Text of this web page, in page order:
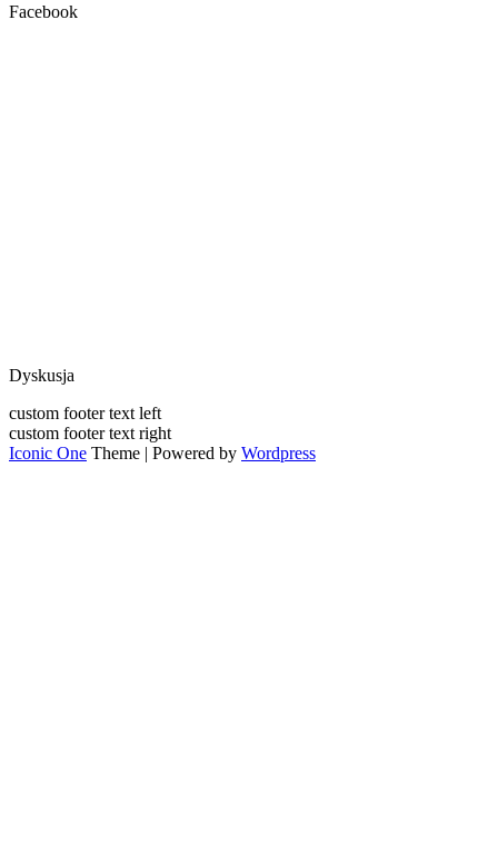
Facebook
Dyskusja
custom footer text left
custom footer text right
Iconic One Theme | Powered by Wordpress